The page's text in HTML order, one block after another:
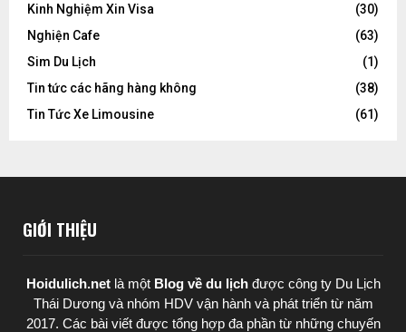
Kinh Nghiệm Xin Visa
(30)
Nghiện Cafe
(63)
Sim Du Lịch
(1)
Tin tức các hãng hàng không
(38)
Tin Tức Xe Limousine
(61)
GIỚI THIỆU
Hoidulich.net là một Blog về du lịchđược công ty Du Lịch
Thái Dươngvà nhóm HDV vận hành và phát triển từ năm
2017. Các bài viết được tổng hợp đa phần từ những chuyến